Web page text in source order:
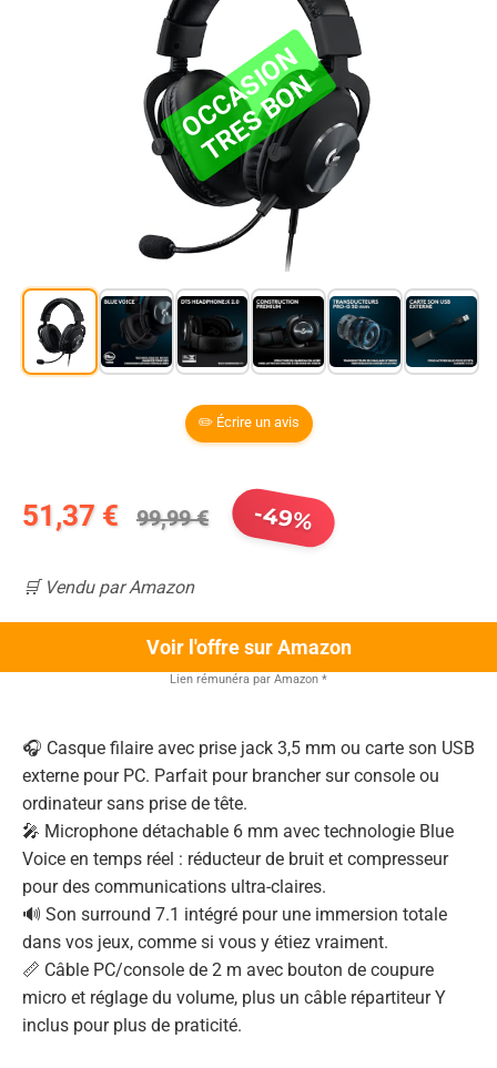
O
C
C
A
S
I
O
N
T
R
E
S
B
O
N
✏️ Écrire un avis
51,37 € 99,99 € -49%
🛒 Vendu par Amazon
Voir l'offre sur Amazon
Lien rémunéra par Amazon *
🎧 Casque filaire avec prise jack 3,5 mm ou carte son USB
externe pour PC. Parfait pour brancher sur console ou
ordinateur sans prise de tête.
🎤 Microphone détachable 6 mm avec technologie Blue
Voice en temps réel : réducteur de bruit et compresseur
pour des communications ultra-claires.
🔊 Son surround 7.1 intégré pour une immersion totale
dans vos jeux, comme si vous y étiez vraiment.
📏 Câble PC/console de 2 m avec bouton de coupure
micro et réglage du volume, plus un câble répartiteur Y
inclus pour plus de praticité.